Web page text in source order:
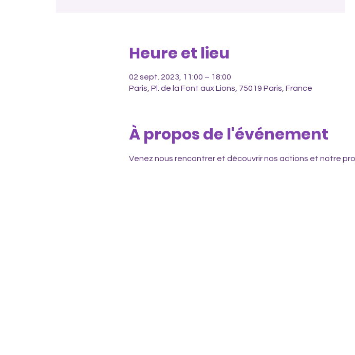
Heure et lieu
02 sept. 2023, 11:00 – 18:00
Paris, Pl. de la Font aux Lions, 75019 Paris, France
À propos de l'événement
Venez nous rencontrer et découvrir nos actions et notre